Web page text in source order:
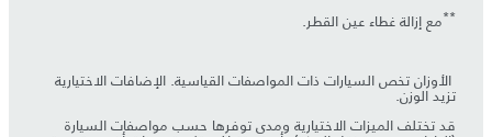
**مع إزالة غطاء عين القطر.
​ الأوزان تخص السيارات ذات المواصفات القياسية. الإضافات الاختيارية
تزيد الوزن.
قد تختلف الميزات الاختيارية ومدى توفرها حسب مواصفات السيارة